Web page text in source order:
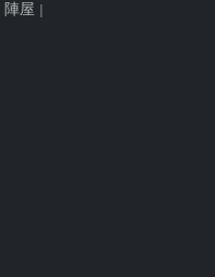
陣屋